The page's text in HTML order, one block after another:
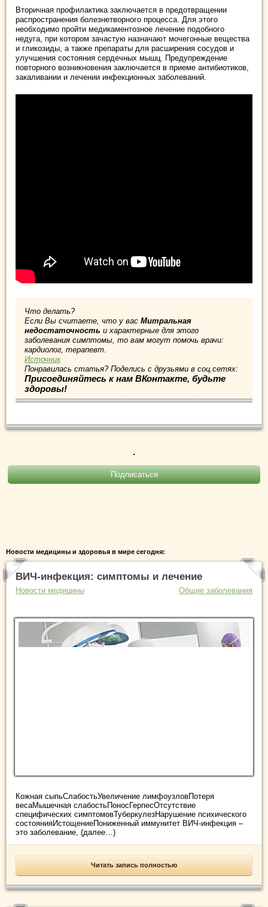
Вторичная профилактика заключается в предотвращении
распространения болезнетворного процесса. Для этого
необходимо пройти медикаментозное лечение подобного
недуга, при котором зачастую назначают мочегонные вещества
и гликозиды, а также препараты для расширения сосудов и
улучшения состояния сердечных мышц. Предупреждение
повторного возникновения заключается в приеме антибиотиков,
закаливании и лечении инфекционных заболеваний.
Что делать?
Если Вы считаете, что у вас Митральная
недостаточность и характерные для этого
заболевания симптомы, то вам могут помочь врачи:
кардиолог, терапевт.
Источник
Понравилась статья? Поделись с друзьями в соц.сетях:
Присоединяйтесь к нам ВКонтакте, будьте
здоровы!
.
Новости медицины и здоровья в мире сегодня:
ВИЧ-инфекция: симптомы и лечение
Новости медицины Общие заболевания
Кожная сыпьСлабостьУвеличение лимфоузловПотеря
весаМышечная слабостьПоносГерпесОтсутствие
специфических симптомовТуберкулезНарушение психического
состоянияИстощениеПониженный иммунитет ВИЧ-инфекция –
это заболевание, (далее…)
Читать запись полностью